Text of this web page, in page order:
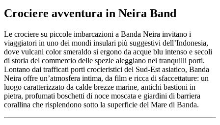
Crociere avventura in Neira Band
Le crociere su piccole imbarcazioni a Banda Neira invitano i
viaggiatori in uno dei mondi insulari più suggestivi dell’Indonesia,
dove vulcani color smeraldo si ergono da acque blu intenso e secoli
di storia del commercio delle spezie aleggiano nei tranquilli porti.
Lontano dai trafficati porti crocieristici del Sud-Est asiatico, Banda
Neira offre un’atmosfera intima, da film e ricca di sfaccettature: un
luogo caratterizzato da calde brezze marine, antichi bastioni in
pietra, profumati boschetti di noce moscata e giardini di barriera
corallina che risplendono sotto la superficie del Mare di Banda.